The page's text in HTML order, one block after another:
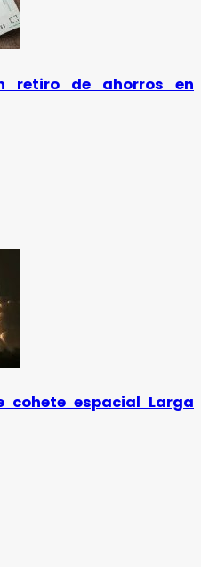
retiro de ahorros en
cohete espacial Larga